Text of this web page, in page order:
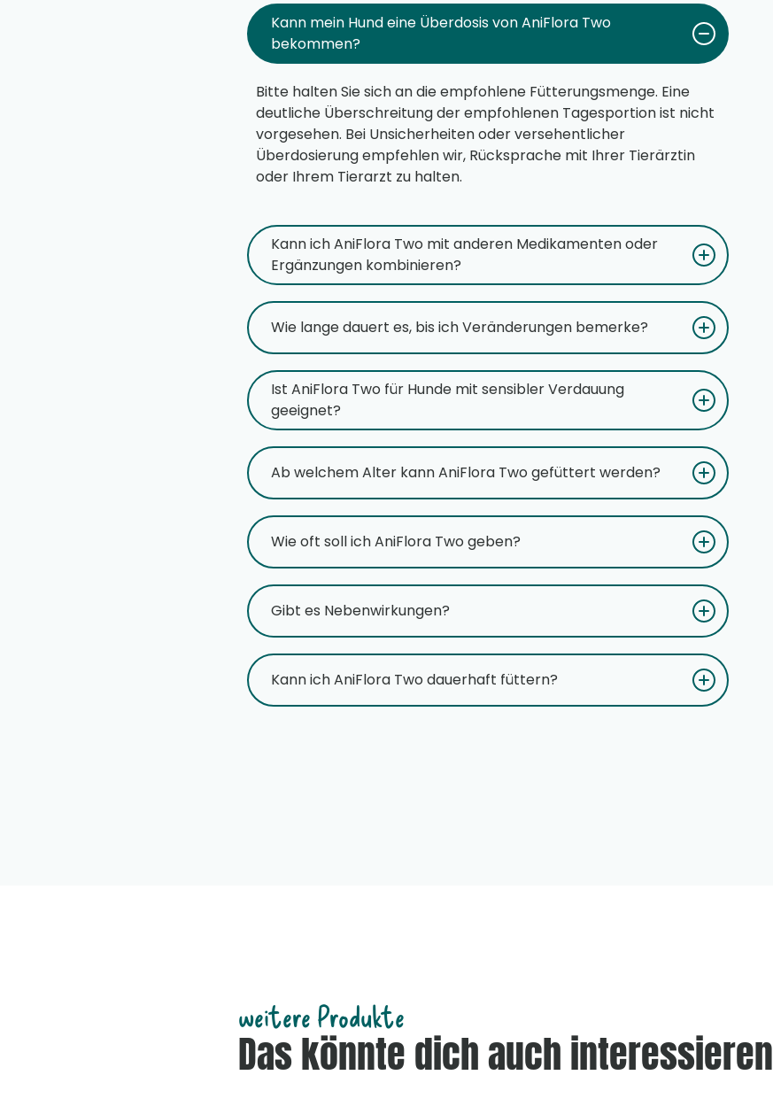
Kann mein Hund eine Überdosis von AniFlora Two
bekommen?
Bitte halten Sie sich an die empfohlene Fütterungsmenge. Eine
deutliche Überschreitung der empfohlenen Tagesportion ist nicht
vorgesehen. Bei Unsicherheiten oder versehentlicher
Überdosierung empfehlen wir, Rücksprache mit Ihrer Tierärztin
oder Ihrem Tierarzt zu halten.
Kann ich AniFlora Two mit anderen Medikamenten oder
Ergänzungen kombinieren?
Wie lange dauert es, bis ich Veränderungen bemerke?
Ist AniFlora Two für Hunde mit sensibler Verdauung
geeignet?
Ab welchem Alter kann AniFlora Two gefüttert werden?
Wie oft soll ich AniFlora Two geben?
Gibt es Nebenwirkungen?
Kann ich AniFlora Two dauerhaft füttern?
weitere Produkte
Das könnte dich auch interessieren